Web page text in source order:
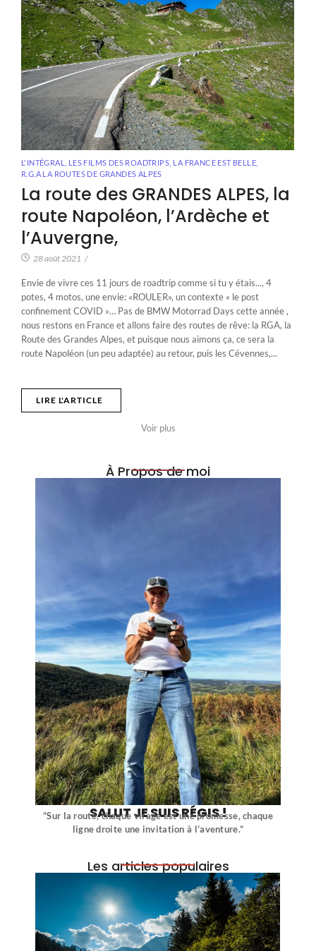
L'INTÉGRAL, LES FILMS DES ROADTRIPS LA FRANCE EST BELLE
R.G.A LA ROUTES DE GRANDES ALPES
La route des GRANDES ALPES, la
route Napoléon, l’Ardèche et
l’Auvergne,
28 août 2021 /
Envie de vivre ces 11 jours de roadtrip comme si tu y étais..., 4
potes, 4 motos, une envie: «ROULER», un contexte « le post
confinement COVID »… Pas de BMW Motorrad Days cette année ,
nous restons en France et allons faire des routes de rêve: la RGA, la
Route des Grandes Alpes, et puisque nous aimons ça, ce sera la
route Napoléon (un peu adaptée) au retour, puis les Cévennes,...
LIRE L'ARTICLE
Voir plus
À Propos de moi
SALUT JE SUIS RÉGIS !
“Sur la route, chaque virage est une promesse, chaque
ligne droite une invitation à l’aventure.”
Les articles populaires